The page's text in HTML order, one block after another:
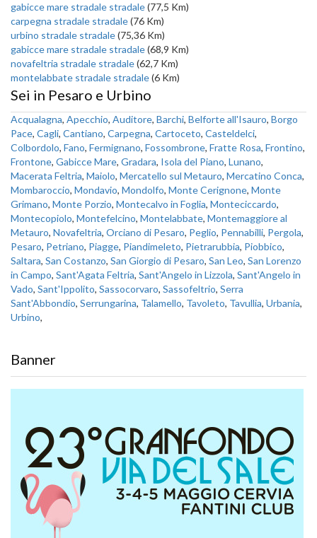
gabicce mare stradale stradale(77,5 Km)
carpegna stradale stradale(76 Km)
urbino stradale stradale(75,36 Km)
gabicce mare stradale stradale(68,9 Km)
novafeltria stradale stradale(62,7 Km)
montelabbate stradale stradale(6 Km)
Sei in Pesaro e Urbino
Acqualagna, Apecchio, Auditore, Barchi, Belforte all'Isauro, Borgo
Pace, Cagli, Cantiano, Carpegna, Cartoceto, Casteldelci,
Colbordolo, Fano, Fermignano, Fossombrone, Fratte Rosa, Frontino,
Frontone, Gabicce Mare, Gradara, Isola del Piano, Lunano,
Macerata Feltria, Maiolo, Mercatello sul Metauro, Mercatino Conca,
Mombaroccio, Mondavio, Mondolfo, Monte Cerignone, Monte
Grimano, Monte Porzio, Montecalvo in Foglia, Monteciccardo,
Montecopiolo, Montefelcino, Montelabbate, Montemaggiore al
Metauro, Novafeltria, Orciano di Pesaro, Peglio, Pennabilli, Pergola,
Pesaro, Petriano, Piagge, Piandimeleto, Pietrarubbia, Piobbico,
Saltara, San Costanzo, San Giorgio di Pesaro, San Leo, San Lorenzo
in Campo, Sant'Agata Feltria, Sant'Angelo in Lizzola, Sant'Angelo in
Vado, Sant'Ippolito, Sassocorvaro, Sassofeltrio, Serra
Sant'Abbondio, Serrungarina, Talamello, Tavoleto, Tavullia, Urbania,
Urbino,
Banner